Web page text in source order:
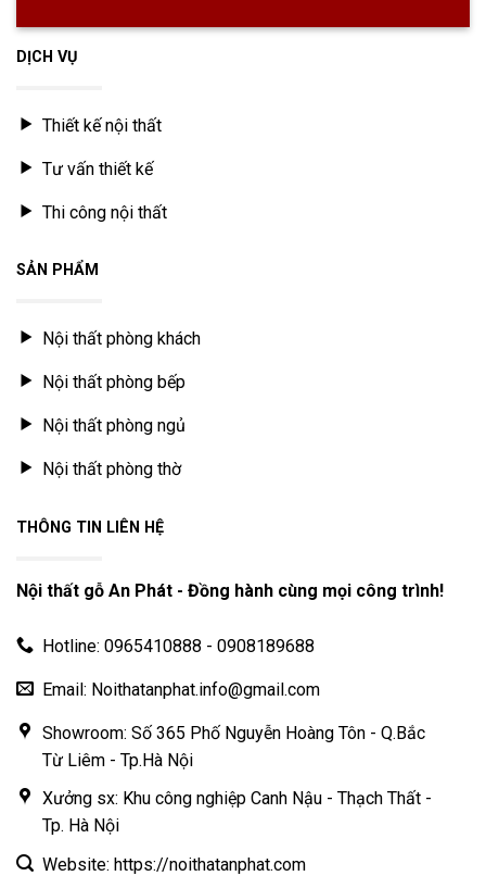
DỊCH VỤ
Thiết kế nội thất
Tư vấn thiết kế
Thi công nội thất
SẢN PHẨM
Nội thất phòng khách
Nội thất phòng bếp
Nội thất phòng ngủ
Nội thất phòng thờ
THÔNG TIN LIÊN HỆ
Nội thất gỗ An Phát - Đồng hành cùng mọi công trình!
Hotline: 0965410888 - 0908189688
Email: Noithatanphat.info@gmail.com
Showroom: Số 365 Phố Nguyễn Hoàng Tôn - Q.Bắc
Từ Liêm - Tp.Hà Nội
Xưởng sx: Khu công nghiệp Canh Nậu - Thạch Thất -
Tp. Hà Nội
Website: https://noithatanphat.com